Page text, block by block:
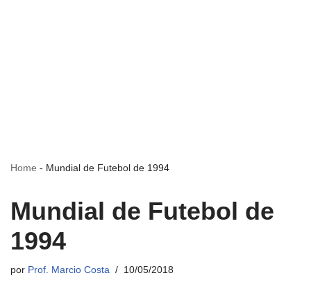
Home - Mundial de Futebol de 1994
Mundial de Futebol de
1994
por Prof. Marcio Costa 10/05/2018